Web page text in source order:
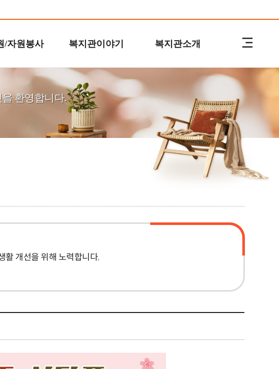
/자원봉사 복지관이야기 복지관소개
환영합니다.
활 개선을 위해 노력합니다.